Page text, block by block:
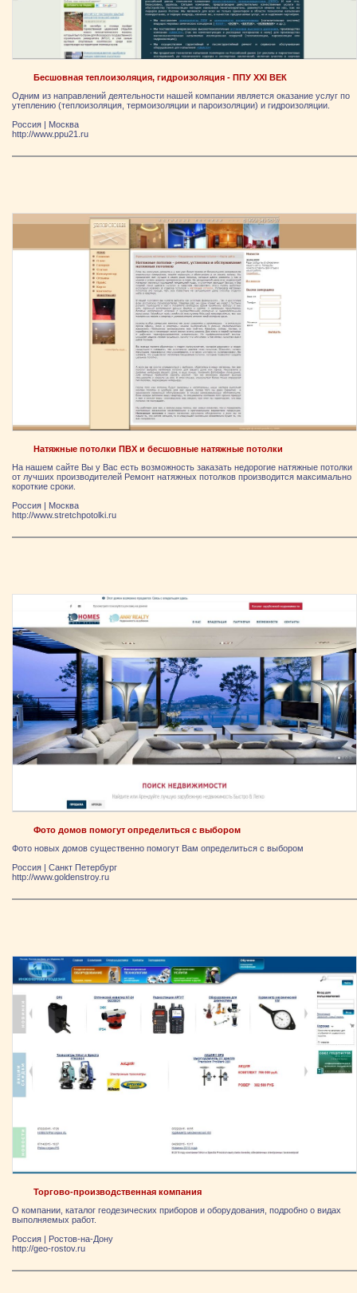
Бесшовная теплоизоляция, гидроизоляция - ППУ XXI ВЕК
Одним из направлений деятельности нашей компании является оказание услуг по
утеплению (теплоизоляция, термоизоляции и пароизоляции) и гидроизоляции.
Россия | Москва
http://www.ppu21.ru
Натяжные потолки ПВХ и бесшовные натяжные потолки
На нашем сайте Вы у Вас есть возможность заказать недорогие натяжные потолки
от лучших производителей Ремонт натяжных потолков производится максимально
короткие сроки.
Россия | Москва
http://www.stretchpotolki.ru
Фото домов помогут определиться с выбором
Фото новых домов существенно помогут Вам определиться с выбором
Россия | Санкт Петербург
http://www.goldenstroy.ru
Торгово-производственная компания
О компании, каталог геодезических приборов и оборудования, подробно о видах
выполняемых работ.
Россия | Ростов-на-Дону
http://geo-rostov.ru